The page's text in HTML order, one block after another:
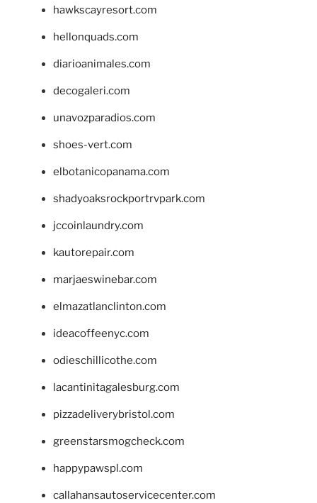
hawkscayresort.com
hellonquads.com
diarioanimales.com
decogaleri.com
unavozparadios.com
shoes-vert.com
elbotanicopanama.com
shadyoaksrockportrvpark.com
jccoinlaundry.com
kautorepair.com
marjaeswinebar.com
elmazatlanclinton.com
ideacoffeenyc.com
odieschillicothe.com
lacantinitagalesburg.com
pizzadeliverybristol.com
greenstarsmogcheck.com
happypawspl.com
callahansautoservicecenter.com